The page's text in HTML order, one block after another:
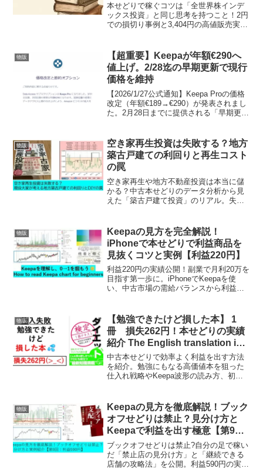
本せどりで稼ぐコツは「全世界株インデ
ックス投資」と同じ思考を持つこと！2円
での損切り事例と3,404円の高値販売実例
赤字を恐れず資金を回し、副業で月利を
安定させる秘訣とは？
物販
【超重要】Keepaが年額€290へ
値上げ。2/28迄の早期更新で現行
価格を維持
【2026/1/27公式通知】Keepa Proの価格
改定（年額€189→€290）が発表されまし
た。2月28日までに提供される「早期更新
年からの継続ユーザーが詳しく解説しま
す。
物販
空き家再生投資は失敗する？地方
築古戸建ての利回りと再生コスト
の罠
空き家再生や地方不動産投資は本当に儲
かる？中古本せどりのデータ分析から見
えた「築古戸建て投資」のリアル。失敗
者でも失敗しないための判断基準を実体
験から伝授します。
物販
Keepaの見方を完全解説！
iPhoneで本せどりで利益商品を
見抜くコツと実例【利益220円】
利益220円の実績公開！副業で月利20万を
目指す第一歩に。iPhoneでKeepaを使
い、中古市場の需給バランスから利益商
キング波形の読み方を伝授。物販全般に
応用できる戦略が学べます。
物販
【勉強できたけど損した本】 1
冊 損失262円！本せどりの実績
紹介 The English translation is
below
中古本せどりで効率よく利益を出す方法
を紹介。勉強にもなる高価値本を狙った
仕入れ戦略やKeepa波形の読み方、初心
物販
Keepaの見方を徹底解説！ブック
オフせどりは禁止？見分け方と
Keepaで利益を出す極意【第9
回：利益590円】
ブックオフせどりは禁止?自分の足で稼い
だ「禁止店の見分け方」と「継続できる
店舗の攻略法」を公開。利益590円の実例